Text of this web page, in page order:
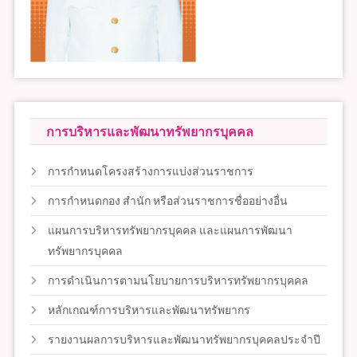
การบริหารและพัฒนาทรัพยากรบุคคล
การกำหนดโครงสร้างการแบ่งส่วนราชการ
การกำหนดกอง สำนัก หรือส่วนราชการชื่ออย่างอื่น
แผนการบริหารทรัพยากรบุคคล และแผนการพัฒนา
ทรัพยากรบุคคล
การดำเนินการตามนโยบายการบริหารทรัพยากรบุคคล
หลักเกณฑ์การบริหารและพัฒนาทรัพยากร
รายงานผลการบริหารและพัฒนาทรัพยากรบุคคลประจำปี